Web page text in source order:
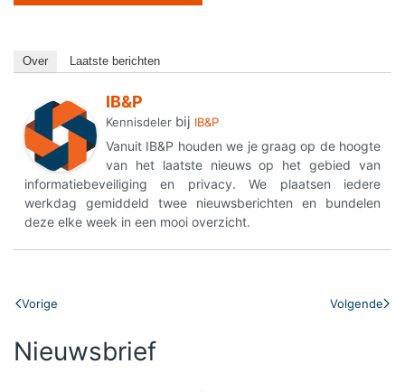
Over Laatste berichten
IB&P
Kennisdeler bij IB&P
Vanuit IB&P houden we je graag op de hoogte
van het laatste nieuws op het gebied van
informatiebeveiliging en privacy. We plaatsen iedere
werkdag gemiddeld twee nieuwsberichten en bundelen
deze elke week in een mooi overzicht.
Vorige Volgende
Nieuwsbrief